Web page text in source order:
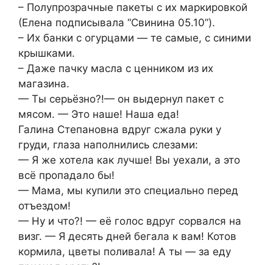
– Полупрозрачные пакеты с их маркировкой
(Елена подписывала “Свинина 05.10”).
– Их банки с огурцами — те самые, с синими
крышками.
– Даже пачку масла с ценником из их
магазина.
— Ты серьёзно?!— он выдернул пакет с
мясом. — Это наше! Наша еда!
Галина Степановна вдруг сжала руки у
груди, глаза наполнились слезами:
— Я же хотела как лучше! Вы уехали, а это
всё пропадало бы!
— Мама, мы купили это специально перед
отъездом!
— Ну и что?! — её голос вдруг сорвался на
визг. — Я десять дней бегала к вам! Котов
кормила, цветы поливала! А ты — за еду